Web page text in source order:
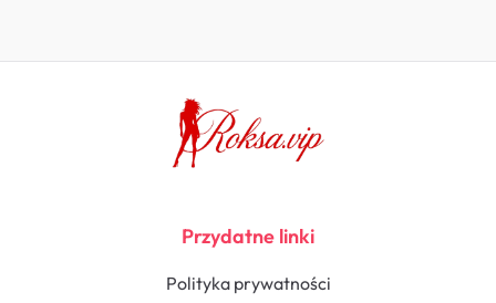
Przydatne linki
Polityka prywatności